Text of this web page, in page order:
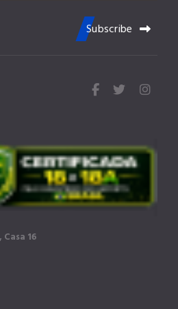
Subscribe
fa
fab
Casa 16